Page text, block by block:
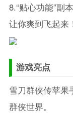
8.“贴心功能”副
让你爽到飞起来
游戏亮点
雪刀群侠传苹果
群侠世界。